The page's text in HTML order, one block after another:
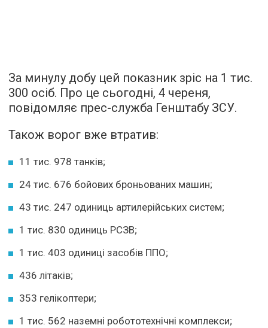
За минулу добу цей показник зріс на 1 тис.
300 осіб. Про це сьогодні, 4 череня,
повідомляє прес-служба Генштабу ЗСУ.
Також ворог вже втратив:
11 тис. 978 танків;
24 тис. 676 бойових броньованих машин;
43 тис. 247 одиниць артилерійських систем;
1 тис. 830 одиниць РСЗВ;
1 тис. 403 одиниці засобів ППО;
436 літаків;
353 гелікоптери;
1 тис. 562 наземні робототехнічні комплекси;